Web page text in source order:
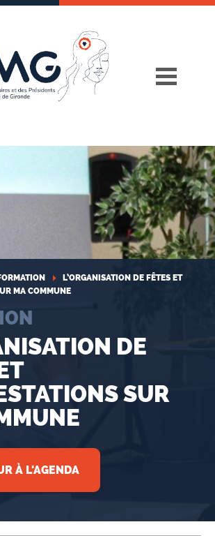
L’ORGANISATION DE FÊTES ET
MA COMMUNE
DE
SUR
À L'AGENDA